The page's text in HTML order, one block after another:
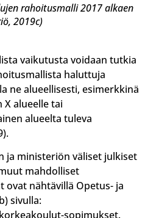
rahoitusmalli 2017 alkaen
2019c)
vaikutusta voidaan tutkia
haluttuja
ne alueellisesti, esimerkkinä
alueelle tai
alueelta tuleva
ja ministeriön väliset julkiset
mahdolliset
nähtävillä Opetus- ja
sivulla:
sopimukset.